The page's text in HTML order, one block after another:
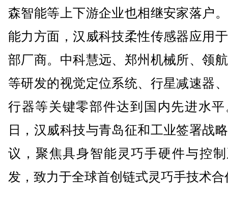
森智能等上下游企业也相继安家落户
能力方面，汉威科技柔性传感器应用
部厂商。中科慧远、郑州机械所、领
等研发的视觉定位系统、行星减速器
行器等关键零部件达到国内先进水平
日，汉威科技与青岛征和工业签署战
议，聚焦具身智能灵巧手硬件与控
发，致力于全球首创链式灵巧手技术合